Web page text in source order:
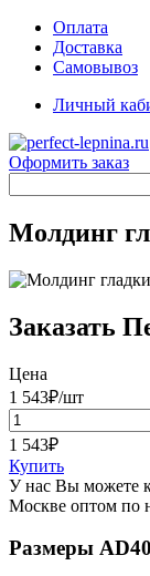
Оплата
Доставка
Самовывоз
Личный
Оформить заказ
Молдинг
Заказать
Цена
1 543₽/шт
1 543₽
Купить
У нас Вы можете
Москве оптом по
Размеры